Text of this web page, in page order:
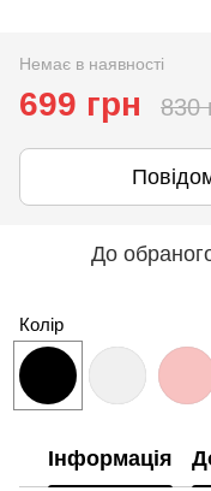
Немає в наявності
699 грн 830
До
Колір
Інформація